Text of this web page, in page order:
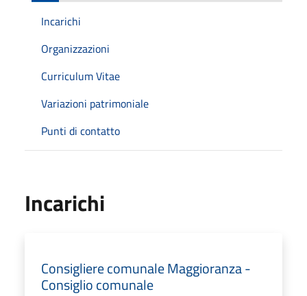
Incarichi
Organizzazioni
Curriculum Vitae
Variazioni patrimoniale
Punti di contatto
Incarichi
Consigliere comunale Maggioranza -
Consiglio comunale